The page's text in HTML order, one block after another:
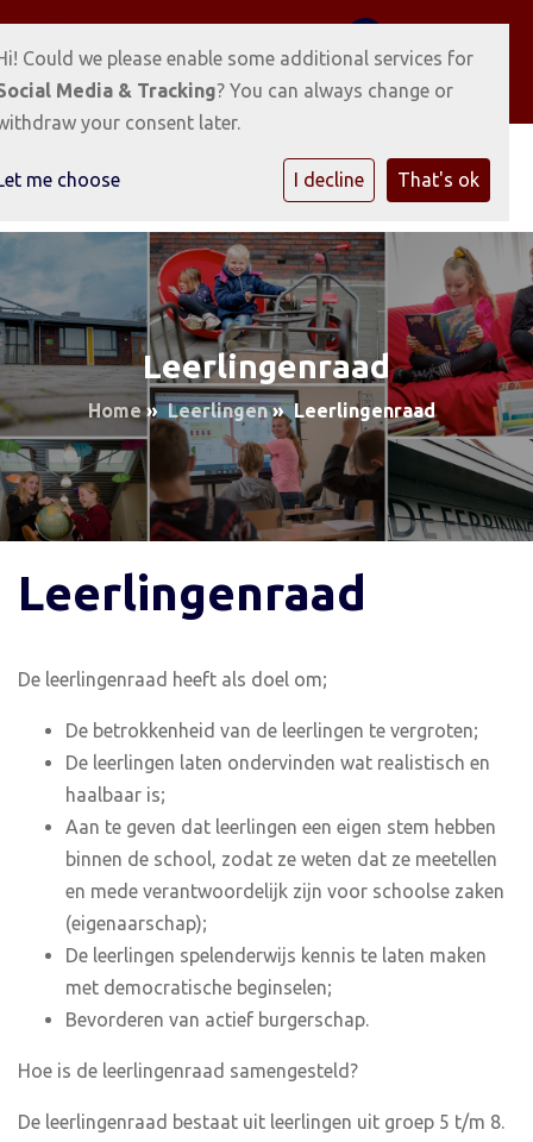
E-mailadres
Leerlingenraad
Home» Leerlingen» Leerlingenraad
Leerlingenraad
De leerlingenraad heeft als doel om;
De betrokkenheid van de leerlingen te vergroten;
De leerlingen laten ondervinden wat realistisch en
haalbaar is;
Aan te geven dat leerlingen een eigen stem hebben
binnen de school, zodat ze weten dat ze meetellen
en mede verantwoordelijk zijn voor schoolse zaken
(eigenaarschap);
De leerlingen spelenderwijs kennis te laten maken
met democratische beginselen;
Bevorderen van actief burgerschap.
Hoe is de leerlingenraad samengesteld?
De leerlingenraad bestaat uit leerlingen uit groep 5 t/m 8.
Could we please enable some additional services for
Media & Tracking? You can always change or
your consent later.
me choose I decline That's ok